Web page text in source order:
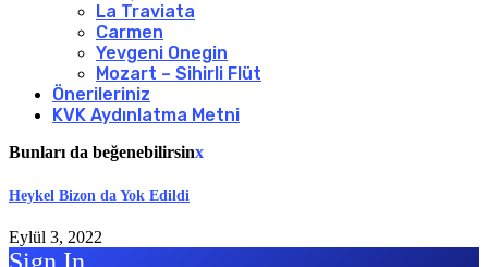
La Traviata
Carmen
Yevgeni Onegin
Mozart – Sihirli Flüt
Önerileriniz
KVK Aydınlatma Metni
Bunları da beğenebilirsinx
Heykel Bizon da Yok Edildi
Eylül 3, 2022